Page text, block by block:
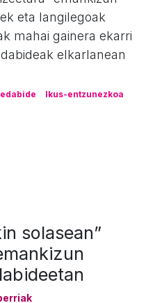
eta langilegoak
mahai gainera ekarri
elkarlanean
Ikus-entzunezkoa
solasean”